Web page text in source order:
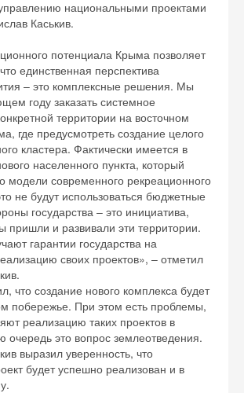
национальными проектами
Каськив.
потенциала Крыма позволяет
единственная перспектива
– это комплексные решения. Мы
году заказать системное
территории на восточном
где предусмотреть создание целого
кластера. Фактически имеется в
населенного пункта, который
модели современного рекреационного
не будут использоваться бюджетные
государства – это инициатива,
пришли и развивали эти территории.
гарантии государства на
своих проектов», – отметил
что создание нового комплекса будет
побережье. При этом есть проблемы,
реализацию таких проектов в
очередь это вопрос землеотведения.
выразил уверенность, что
будет успешно реализован и в